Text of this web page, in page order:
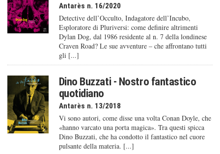
Antarès n. 16/2020
Detective dell’Occulto, Indagatore dell’Incubo,
Esploratore di Pluriversi: come definire altrimenti
Dylan Dog, dal 1986 residente al n. 7 della londinese
Craven Road? Le sue avventure – che affrontano tutti
gli [...]
Dino Buzzati - Nostro fantastico
quotidiano
Antarès n. 13/2018
Vi sono autori, come disse una volta Conan Doyle, che
«hanno varcato una porta magica». Tra questi spicca
Dino Buzzati, che ha condotto il fantastico nel cuore
pulsante della materia. [...]